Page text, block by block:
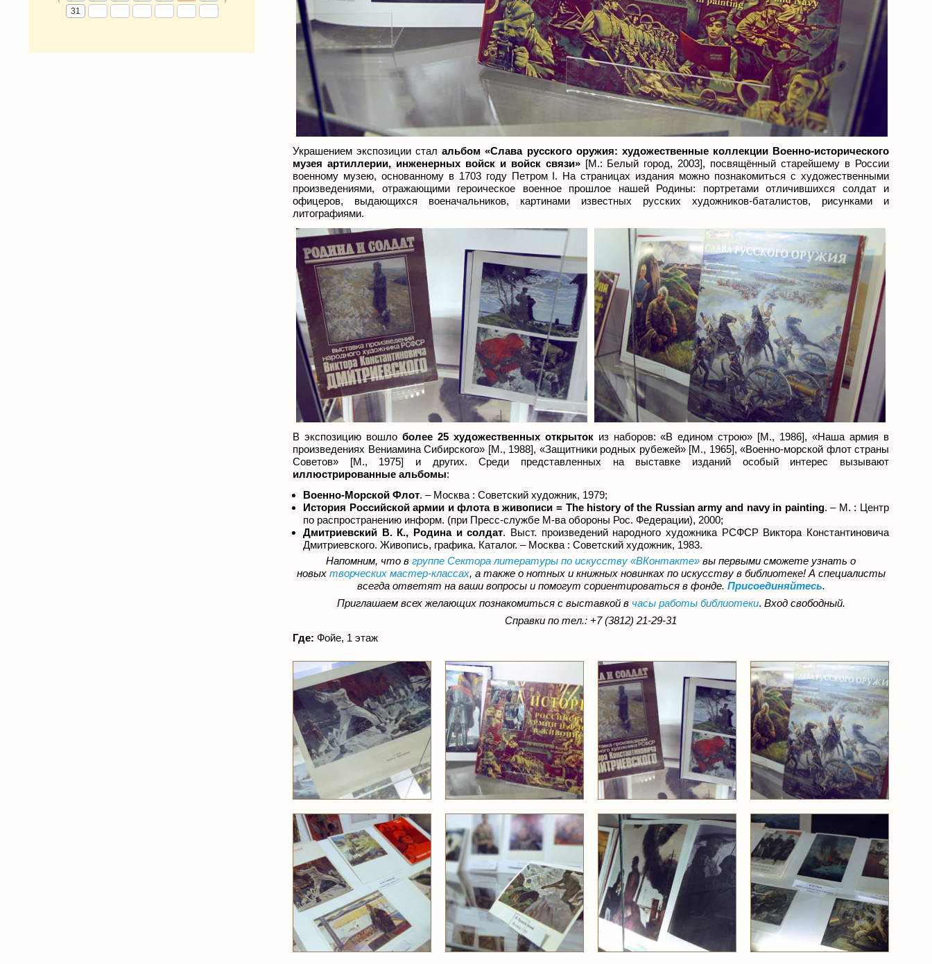
31
Украшением экспозиции сталальбом «Слава русского оружия: художественные коллекции Военно-исторического
музея артиллерии, инженерных войск и войск связи»[М.: Белый город, 2003], посвящённый старейшему в России
военному музею, основанному в 1703 году Петром I. На страницах издания можно познакомиться с художественными
произведениями, отражающими героическое военное прошлое нашей Родины: портретами отличившихся солдат и
офицеров, выдающихся военачальников, картинами известных русских художников-баталистов, рисунками и
литографиями.
В экспозицию вошло более 25 художественных открытокиз наборов: «В едином строю» [М., 1986], «Наша армия в
произведениях Вениамина Сибирского» [М., 1988], «Защитники родных рубежей» [М., 1965], «Военно-морской флот страны
Советов» [М., 1975] и других. Среди представленных на выставке изданий особый интерес вызывают
иллюстрированные альбомы:
Военно-Морской Флот. – Москва : Советский художник, 1979;
История Российской армии и флота в живописи = The history of the Russian army and navy in painting. – М. : Центр
по распространению информ. (при Пресс-службе М-ва обороны Рос. Федерации), 2000;
Дмитриевский В. К., Родина и солдат. Выст. произведений народного художника РСФСР Виктора Константиновича
Дмитриевского. Живопись, графика. Каталог. – Москва : Советский художник, 1983.
Напомним, что в группе Сектора литературы по искусству «ВКонтакте» вы первыми сможете узнать о
новых творческих мастер-классах, а также о нотных и книжных новинках по искусствув библиотеке! А специалисты
всегда ответят на ваши вопросы и помогут сориентироваться в фонде. Присоединяйтесь.
Приглашаем всех желающих познакомиться с выставкой в часы работы библиотеки. Вход свободный.
Справки по тел.: +7 (3812) 21-29-31
Где: Фойе, 1 этаж